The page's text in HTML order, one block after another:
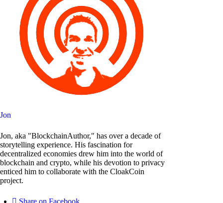
Jon
Jon, aka "BlockchainAuthor," has over a decade of
storytelling experience. His fascination for
decentralized economies drew him into the world of
blockchain and crypto, while his devotion to privacy
enticed him to collaborate with the CloakCoin
project.
Share on Facebook